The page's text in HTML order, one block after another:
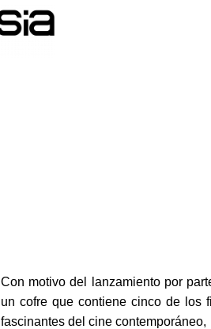
Con motivo del lanzamiento por
un cofre que contiene cinco de los
fascinantes del cine contemporáneo,